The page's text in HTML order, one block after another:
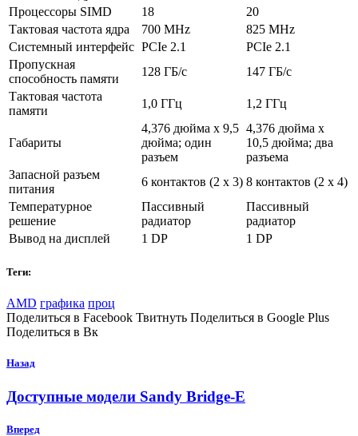
Процессоры SIMD
18
20
Тактовая частота ядра
700 MHz
825 MHz
Системный интерфейс PCIe 2.1
PCIe 2.1
Пропускная
способность памяти
128 ГБ/с
147 ГБ/с
Тактовая частота
памяти
1,0 ГГц 1,2 ГГц
Габариты
4,376 дюйма x 9,5
дюйма; один
разъем
4,376 дюйма x
10,5 дюйма; два
разъема
Запасной разъем
питания
6 контактов (2 x 3) 8 контактов (2 x 4)
Температурное
решение
Пассивный
радиатор
Пассивный
радиатор
Вывод на дисплей
1 DP 1 DP
Теги:
AMD графика проц
Поделиться в Facebook Твитнуть Поделиться в Google Plus
Поделиться в Вк
Назад
Доступные модели Sandy Bridge-E
Вперед